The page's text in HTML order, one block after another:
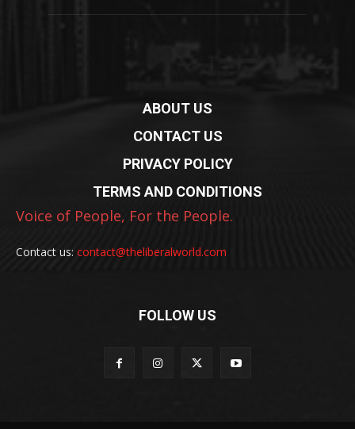
ABOUT US
CONTACT US
PRIVACY POLICY
TERMS AND CONDITIONS
Voice of People, For the People.
Contact us: contact@theliberalworld.com
FOLLOW US